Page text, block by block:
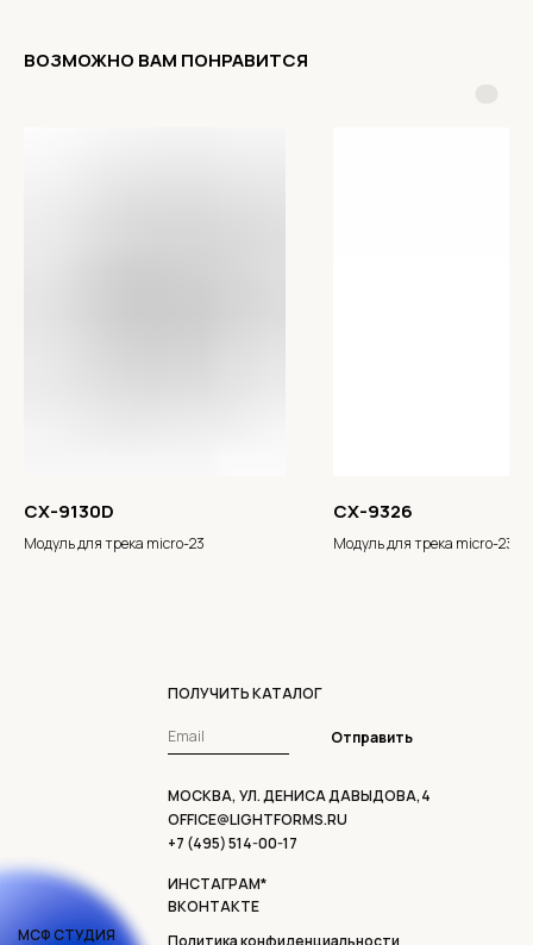
ВОЗМОЖНО ВАМ ПОНРАВИТСЯ
CX-9130D
Модуль для трека micro-23
CX-9326
Модуль для трека micro-23
МСФ СТУДИЯ
МОСКВА, УЛ. ДЕНИСА ДАВЫДОВА,4
ПОЛУЧИТЬ КАТАЛОГ
ИНСТАГРАМ*
ВКОНТАКТЕ
+7 (495) 514-00-17
OFFICE@LIGHTFORMS.RU
Отправить
Политика конфиденциальности